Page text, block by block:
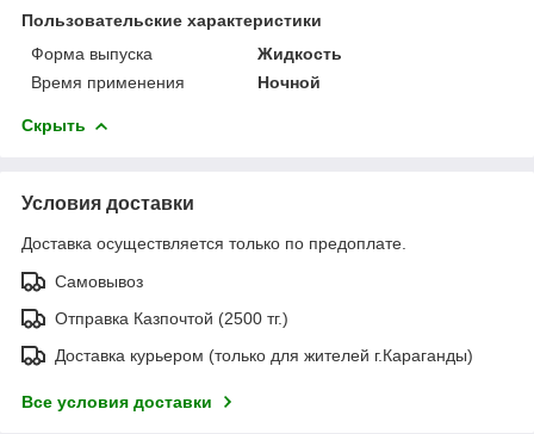
Пользовательские характеристики
Форма выпуска
Жидкость
Время применения
Ночной
Скрыть
Условия доставки
Доставка осуществляется только по предоплате.
Самовывоз
Отправка Казпочтой (2500 тг.)
Доставка курьером (только для жителей г.Караганды)
Все условия доставки